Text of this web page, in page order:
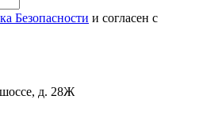
Безопасности и согласен с
д. 28Ж